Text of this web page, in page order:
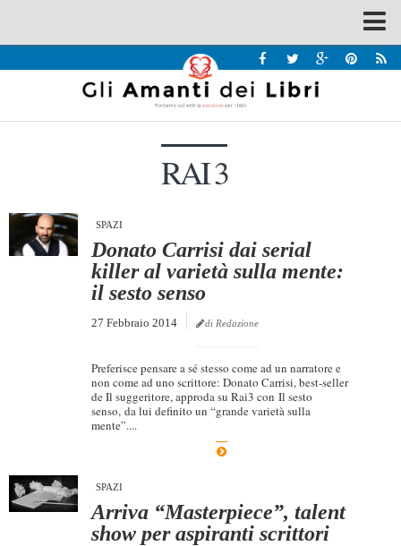
Recensioni
Interviste & Incontri
Chi siamo
Contatti
Dicono di Noi
Archivio
RAI 3
SPAZI
Donato Carrisi dai serial
killer al varietà sulla mente:
il sesto senso
27 Febbraio 2014 di Redazione
Preferisce pensare a sé stesso come ad un narratore e
non come ad uno scrittore: Donato Carrisi, best-seller
de Il suggeritore, approda su Rai3 con Il sesto
senso, da lui definito un “grande varietà sulla
mente”....
SPAZI
Arriva “Masterpiece”, talent
show per aspiranti scrittori